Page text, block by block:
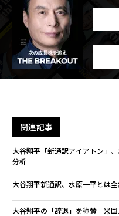
関連記事
大谷翔平「新通訳アイアトン」
分析
大谷翔平新通訳、水原一平とは
大谷翔平の「辞退」を称賛 米